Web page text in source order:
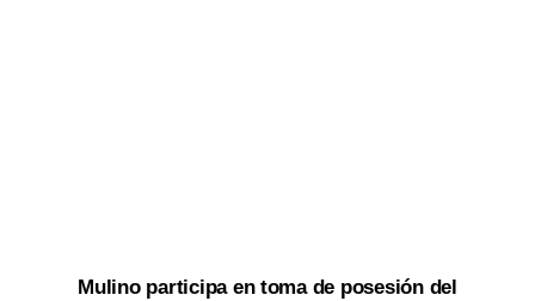
Mulino participa en toma de posesión del